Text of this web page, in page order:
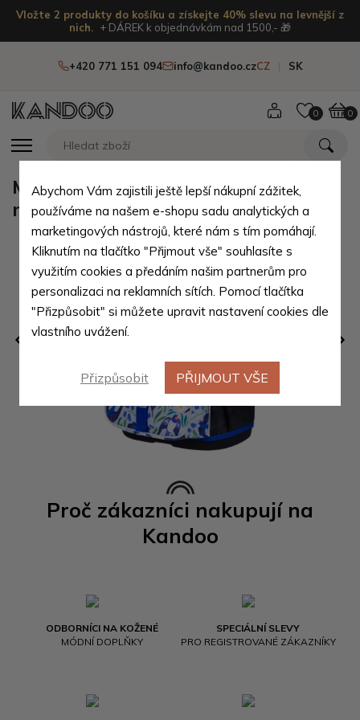
Vložte 2 produkty do košíku a získejte 40% slevu na levnější z
nich.
+ DÁREK k objednávkám nad 1500,- 🎁
+420 771 151 094 info@kandoo.czCZ SK
0 0
Proč zákazníci nakupují na
Kandoo
ODBORNÍCI NA KOŽENÉ
MÓDNÍ DOPLŇKY
SPECIÁLNÍ SLEVY
PRO REGISTROVANÉ ZÁKAZNÍKY
Modrá zipová školní aktovka s
motivem vlaštovek Elli
Abychom Vám zajistili ještě lepší nákupní zážitek,
používáme na našem e-shopu sadu analytických a
marketingových nástrojů, které nám s tím pomáhají.
Kliknutím na tlačítko "Přijmout vše" souhlasíte s
využitím cookies a předáním našim partnerům pro
personalizaci na reklamních sítích. Pomocí tlačítka
"Přizpůsobit" si můžete upravit nastavení cookies dle
vlastního uvážení.
Přizpůsobit PŘIJMOUT VŠE